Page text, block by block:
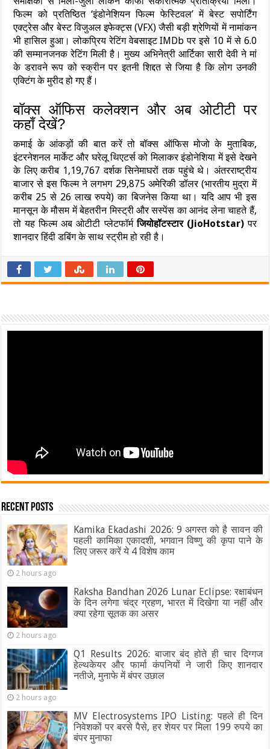
फिल्म को प्रतिष्ठित ‘इंडोनेशियन फिल्म फेस्टिवल’ में बेस्ट सपोर्टिंग
एक्ट्रेस और बेस्ट विजुअल इफेक्ट्स (VFX) जैसी बड़ी श्रेणियों में नामांकन
भी हासिल हुआ। लोकप्रिय रेटिंग वेबसाइट IMDb पर इसे 10 में से 6.0
की सम्मानजनक रेटिंग मिली है। मुख्य अभिनेत्री आर्टिका सारी देवी ने मां
के डरावने रूप को स्क्रीन पर इतनी शिद्दत से जिया है कि लोग उनकी
एक्टिंग के मुरीद हो गए हैं।
बॉक्स ऑफिस कलेक्शन और अब ओटीटी पर
कहाँ देखें?
कमाई के आंकड़ों की बात करें तो बॉक्स ऑफिस मोजो के मुताबिक,
इंटरनेशनल मार्केट और घरेलू थिएटर्स को मिलाकर इंडोनेशिया में इसे देखने
के लिए करीब 1,19,767 दर्शक सिनेमाघरों तक पहुंचे थे। अंतरराष्ट्रीय
बाजार से इस फिल्म ने लगभग 29,875 अमेरिकी डॉलर (भारतीय मुद्रा में
करीब 25 से 26 लाख रुपये) का बिजनेस किया था। यदि आप भी इस
मानसून के मौसम में बेहतरीन मिस्ट्री और सस्पेंस का आनंद लेना चाहते हैं,
तो यह फिल्म अब ओटीटी प्लेटफॉर्मजियोहॉटस्टार (JioHotstar)पर
शानदार हिंदी डबिंग के साथ स्ट्रीम हो रही है।
Recent Posts
Kamika Ekadashi 2026: 9 अगस्त को है सावन की
पहली कामिका एकादशी, भगवान विष्णु की कृपा पाने के
लिए जरूर करें ये 4 विशेष काम
2 hours ago
Raksha Bandhan 2026 Lunar Eclipse: रक्षाबंधन
के दिन लगेगा चंद्र ग्रहण, भारत में दिखेगा या नहीं और
क्या रहेगा सूतक का असर
2 hours ago
Q1 Results 2026: बाजार बंद होते ही चार दिग्गज
हेल्थकेयर और फार्मा कंपनियों ने जारी किए शानदार
नतीजे, मुनाफे में बंपर उछाल
2 hours ago
MV Electrosystems IPO Listing: पहले ही दिन
निवेशकों पर बरसे पैसे, हर शेयर पर मिला 199 रुपये का
बंपर मुनाफा